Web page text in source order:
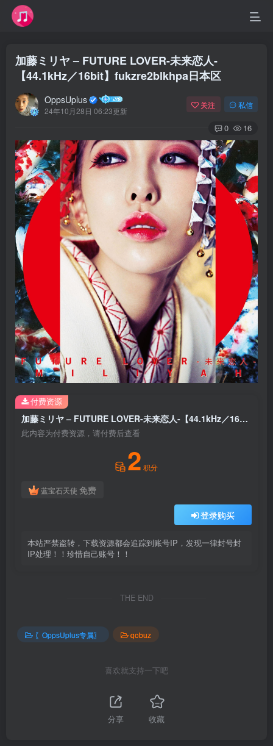
加藤ミリヤ – FUTURE LOVER-未来恋人-
【44.1kHz／16bit】fukzre2blkhpa日本区
OppsUplus
24年10月28日 06:23更新
关注 私信
0 16
加藤ミリヤ – FUTURE LOVER-未来恋人-【44.1kHz／16bit】fukzre2blkhpa日本区
此内容为付费资源，请付费后查看
2 积分
蓝宝石天使 免费
登录购买
本站严禁盗转，下载资源都会追踪到账号IP，发现一律封号封
IP处理！！珍惜自己账号！！
付费资源
THE END
〖OppsUplus专属〗 qobuz
喜欢就支持一下吧
分享 收藏